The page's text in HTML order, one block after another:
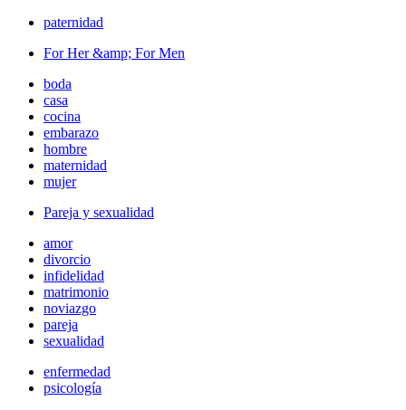
paternidad
For Her &amp; For Men
boda
casa
cocina
embarazo
hombre
maternidad
mujer
Pareja y sexualidad
amor
divorcio
infidelidad
matrimonio
noviazgo
pareja
sexualidad
enfermedad
psicología